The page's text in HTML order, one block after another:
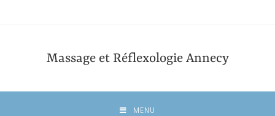
Massage et Réflexologie Annecy
MENU